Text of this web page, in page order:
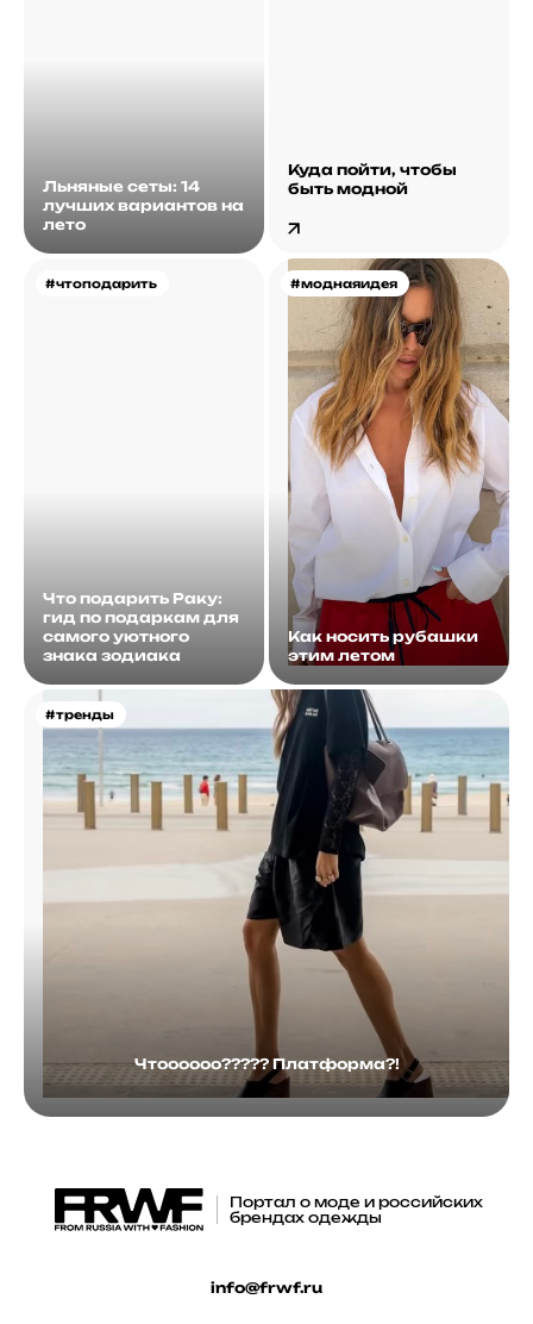
Льняные сеты: 14
лучших вариантов на
лето
Куда пойти, чтобы
быть модной
#чтоподарить
Что подарить Раку:
гид по подаркам для
самого уютного
знака зодиака
#моднаяидея
Как носить рубашки
этим летом
#тренды
Чтоооооо????? Платформа?!
Портал о моде и российских
брендах одежды
info@frwf.ru